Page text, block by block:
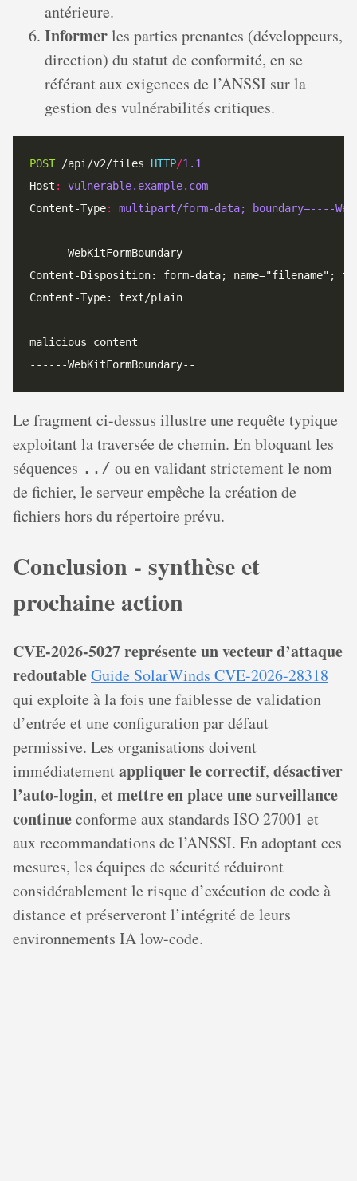
antérieure.
Informerles parties prenantes (développeurs,
direction) du statut de conformité, en se
référant aux exigences de l’ANSSI sur la
gestion des vulnérabilités critiques.
POST /api/v2/files HTTP/1.1
Host :
vulnerable.example.com
Content-Type: multipart/form-data; boundary=----
Le fragment ci-dessus illustre une requête typique
exploitant la traversée de chemin. En bloquant les
séquences ../ ou en validant strictement le nom
de fichier, le serveur empêche la création de
fichiers hors du répertoire prévu.
Conclusion - synthèse et
prochaine action
CVE-2026-5027 représente un vecteur d’attaque
redoutableGuide SolarWinds CVE-2026-28318
qui exploite à la fois une faiblesse de validation
d’entrée et une configuration par défaut
permissive. Les organisations doivent
immédiatementappliquer le correctif, désactiver
l’auto-login, etmettre en place une surveillance
continueconforme aux standards ISO 27001 et
aux recommandations de l’ANSSI. En adoptant ces
mesures, les équipes de sécurité réduiront
considérablement le risque d’exécution de code à
distance et préserveront l’intégrité de leurs
environnements IA low-code.